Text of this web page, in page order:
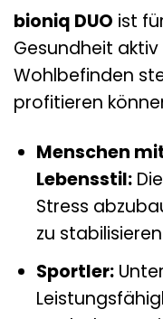
bioniq DUO ist
Gesundheit
Wohlbefinden
profitieren
Menschen
Lebensstil:
Stress
zu
Sportler: